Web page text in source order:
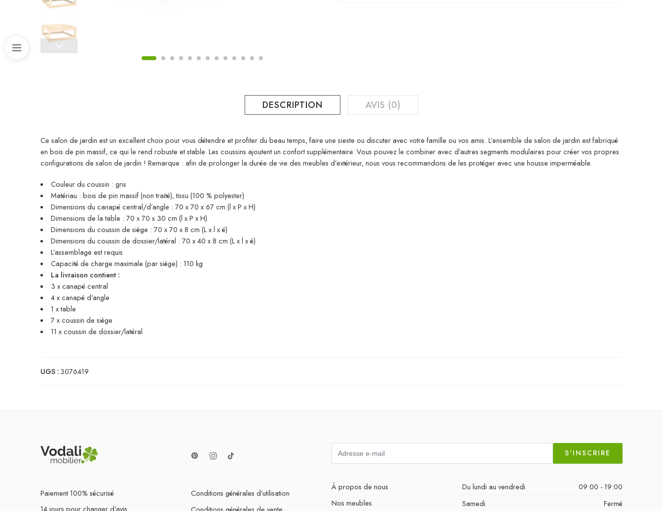
DESCRIPTION AVIS (0)
Ce salon de jardin est un excellent choix pour vous détendre et profiter du beau temps, faire une sieste ou discuter avec votre famille ou vos amis. L’ensemble de salon de jardin est fabriqué
en bois de pin massif, ce qui le rend robuste et stable. Les coussins ajoutent un confort supplémentaire. Vous pouvez le combiner avec d’autres segments modulaires pour créer vos propres
configurations de salon de jardin ! Remarque : afin de prolonger la durée de vie des meubles d’extérieur, nous vous recommandons de les protéger avec une housse imperméable.
Couleur du coussin : gris
Matériau : bois de pin massif (non traité), tissu (100 % polyester)
Dimensions du canapé central/d’angle : 70 x 70 x 67 cm (l x P x H)
Dimensions de la table : 70 x 70 x 30 cm (l x P x H)
Dimensions du coussin de siège : 70 x 70 x 8 cm (L x l x é)
Dimensions du coussin de dossier/latéral : 70 x 40 x 8 cm (L x l x é)
L’assemblage est requis
Capacité de charge maximale (par siège) : 110 kg
La livraison contient :
3 x canapé central
4 x canapé d’angle
1 x table
7 x coussin de siège
11 x coussin de dossier/latéral
UGS :3076419
Paiement 100% sécurisé
14 jours pour changer d'avis
Conditions générales d’utilisation
S'INSCRIRE
À propos de nous
Nos meubles
Du lundi au vendredi
09:00 - 19:00
Samedi
Fermé